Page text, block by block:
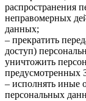
распространения
неправомерных
данных;
– прекратить
доступ)
уничтожить
предусмотренных
– исполнять иные
персональных